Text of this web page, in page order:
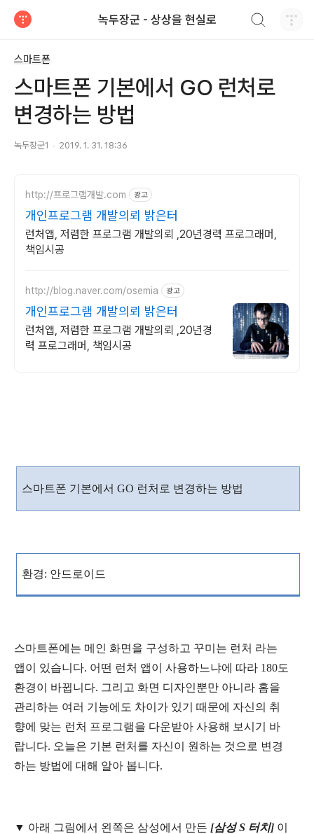
녹두장군 - 상상을 현실로
스마트폰
스마트폰 기본에서 GO 런처로
변경하는 방법
녹두장군1 2019. 1. 31. 18:36
http://프로그램개발.com 광고
개인프로그램 개발의뢰 밝은터
런처앱, 저렴한 프로그램 개발의뢰 ,20년경력 프로그래머,
책임시공
http://blog.naver.com/osemia 광고
개인프로그램 개발의뢰 밝은터
런처앱, 저렴한 프로그램 개발의뢰 ,20년경
력 프로그래머, 책임시공
스마트폰 기본에서 GO 런처로 변경하는 방법
환경: 안드로이드
스마트폰에는 메인 화면을 구성하고 꾸미는 런처 라는
앱이 있습니다. 어떤 런처 앱이 사용하느냐에 따라 180도
환경이 바뀝니다. 그리고 화면 디자인뿐만 아니라 홈을
관리하는 여러 기능에도 차이가 있기 때문에 자신의 취
향에 맞는 런처 프로그램을 다운받아 사용해 보시기 바
랍니다. 오늘은 기본 런처를 자신이 원하는 것으로 변경
하는 방법에 대해 알아 봅니다.
▼ 아래 그림에서 왼쪽은 삼성에서 만든 [삼성S 터치] 이